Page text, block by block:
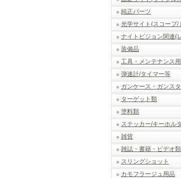
純正パーツ
光学サイト(スコープ
ナイトビジョン関連(
装備品
工具・メンテナンス
弾速計/タイマー等
ガンケース・ガンス
ターゲット類
塗料類
ステッカー/キーホル
雑貨
雑誌・書籍・ビデオ類
スリングショット
カモフラージュ用品